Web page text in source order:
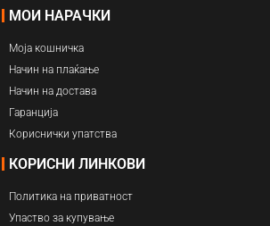
МОИ НАРАЧКИ
Моја кошничка
Начин на плаќање
Начин на достава
Гаранција
Кориснички упатства
КОРИСНИ ЛИНКОВИ
Политика на приватност
Упаство за купување